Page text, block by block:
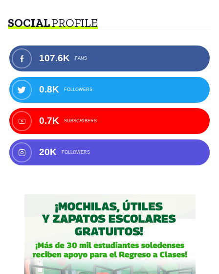
SOCIALPROFILE
107.6K FANS
0.8K FOLLOWERS
0.7K SUBSCRIBERS
20K FOLLOWERS